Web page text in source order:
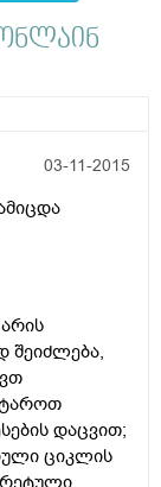
03-11-2015
შეიძლება,
დაცვით;
ციკლის